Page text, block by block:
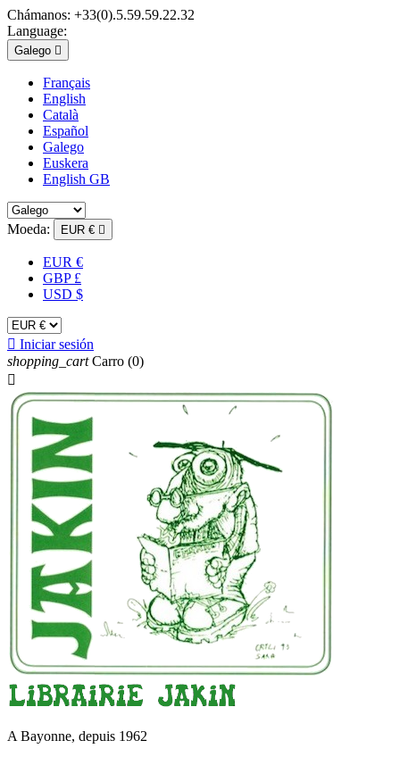
Chámanos: +33(0).5.59.59.22.32
Language:
Galego 
Français
English
Català
Español
Galego
Euskera
English GB
Moeda: EUR € 
EUR €
GBP £
USD $
 Iniciar sesión
shopping_cart Carro (0)

A Bayonne, depuis 1962